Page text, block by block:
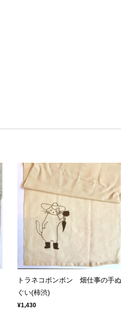
トラネコボンボン 畑仕事の手ぬ
ぐい(柿渋)
¥1,430